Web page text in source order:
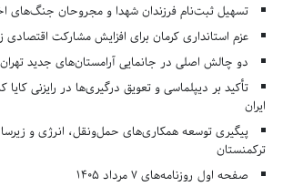
تسهیل ثبت‌نام فرزندان شهدا و مجروحان جنگ‌های
عزم استانداری کرمان برای افزایش مشارکت اقتصادی
دو چالش اصلی در جانمایی آرامستان‌های جدید تهران
تأکید بر دیپلماسی و تعویق درگیری‌ها در رایزنی کایا
ایران
پیگیری توسعه همکاری‌های حمل‌ونقل، انرژی و
ترکمنستان
صفحه اول روزنامه‌های 7 مرداد 1405